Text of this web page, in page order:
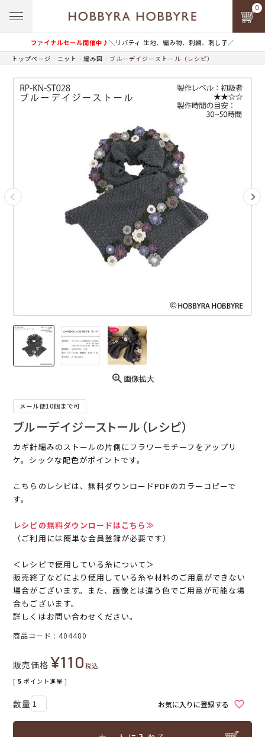
ファイナルセール開催中♪＼リバティ 生地、編み物、刺繍、刺し子／
0
トップページ ニット 編み図 ブルーデイジーストール（レシピ）
画像拡大
メール便10個まで可
ブルーデイジーストール（レシピ）
カギ針編みのストールの片側にフラワーモチーフをアップリ
ケ。シックな配色がポイントです。
こちらのレシピは、無料ダウンロードPDFのカラーコピーで
す。
レシピの無料ダウンロードはこちら≫
（ご利用には簡単な会員登録が必要です）
＜レシピで使用している糸について＞
販売終了などにより使用している糸や材料のご用意ができない
場合がございます。また、画像とは違う色でご用意が可能な場
合もございます。
詳しくはお問い合わせください。
商品コード 404480
販売価格 ¥110税込
[ 5 ポイント進呈 ]
お気に入りに登録する